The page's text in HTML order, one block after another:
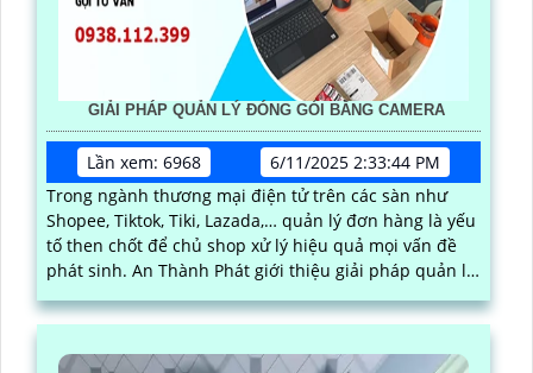
GIẢI PHÁP QUẢN LÝ ĐÓNG GÓI BẰNG CAMERA
Lần xem: 6968
6/11/2025 2:33:44 PM
Trong ngành thương mại điện tử trên các sàn như
Shopee, Tiktok, Tiki, Lazada,… quản lý đơn hàng là yếu
tố then chốt để chủ shop xử lý hiệu quả mọi vấn đề
phát sinh. An Thành Phát giới thiệu giải pháp quản lý
đóng hàng bằng phần mềm trên máy tính kết hợp
camera soi mã vận đơn, nâng cao độ chính xác và